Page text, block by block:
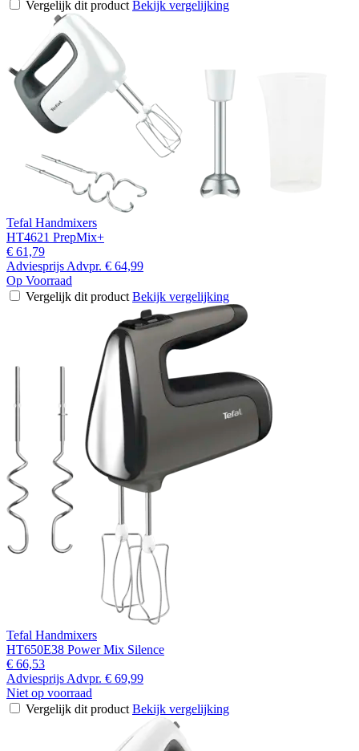
Vergelijk dit product Bekijk vergelijking
Tefal Handmixers
HT4621 PrepMix+
€ 61,79
Adviesprijs Advpr. € 64,99
Op Voorraad
Vergelijk dit product Bekijk vergelijking
Tefal Handmixers
HT650E38 Power Mix Silence
€ 66,53
Adviesprijs Advpr. € 69,99
Niet op voorraad
Vergelijk dit product Bekijk vergelijking